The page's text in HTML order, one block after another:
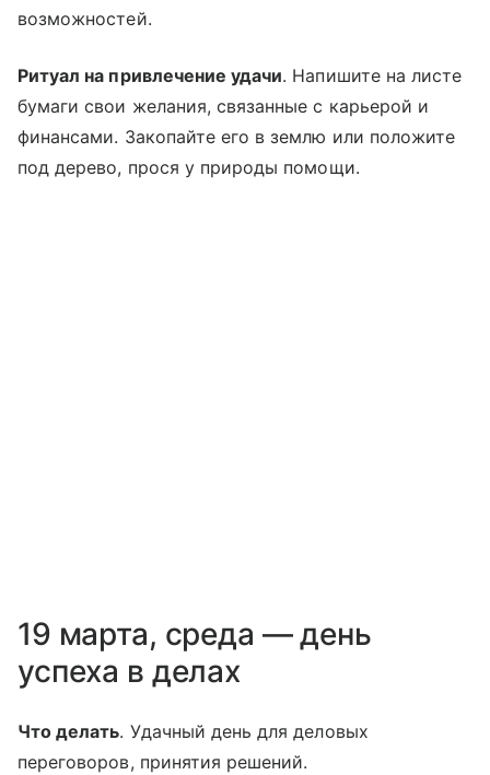
возможностей.
Ритуал на привлечение удачи. Напишите на листе
бумаги свои желания, связанные с карьерой и
финансами. Закопайте его в землю или положите
под дерево, прося у природы помощи.
19 марта, среда — день
успеха в делах
Что делать. Удачный день для деловых
переговоров, принятия решений.